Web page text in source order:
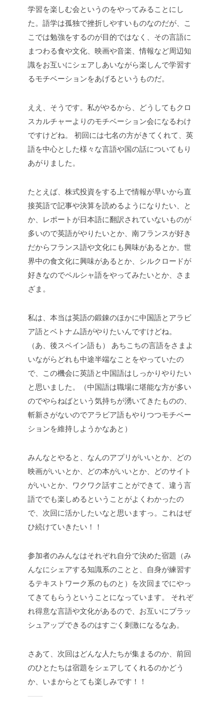
学習を楽しむ会というのをやってみることにし
た。語学は孤独で挫折しやすいものなのだが、こ
こでは勉強をするのが目的ではなく、その言語に
まつわる食や文化、映画や音楽、情報など周辺知
識をお互いにシェアしあいながら楽しんで学習す
るモチベーションをあげるというものだ。
ええ、そうです。私がやるから、どうしてもクロ
スカルチャーよりのモチベーション会になるわけ
ですけどね。
初回には七名の方がきてくれて、英
語を中心とした様々な言語や国の話についてもり
あがりました。
たとえば、株式投資をする上で情報が早いから直
接英語で記事や決算を読めるようになりたい、と
か、レポートが日本語に翻訳されていないものが
多いので英語がやりたいとか、南フランスが好き
だからフランス語や文化にも興味があるとか。世
界中の食文化に興味があるとか、シルクロードが
好きなのでペルシャ語をやってみたいとか、さま
ざま。
私は、本当は英語の鍛錬のほかに中国語とアラビ
ア語とベトナム語がやりたいんですけどね。
（あ、後スペイン語も）
あちこちの言語をさまよ
いながらどれも中途半端なことをやっていたの
で、この機会に英語と中国語はしっかりやりたい
と思いました。（中国語は職場に堪能な方が多い
のでやらねばという気持ちが湧いてきたものの、
斬新さがないのでアラビア語もやりつつモチベー
ションを維持しようかなあと）
みんなとやると、なんのアプリがいいとか、どの
映画がいいとか、どの本がいいとか、どのサイト
がいいとか、ワクワク話すことができて、違う言
語ででも楽しめるということがよくわかったの
で、次回に活かしたいなと思いますっ。これはぜ
ひ続けていきたい！！
参加者のみんなはそれぞれ自分で決めた宿題（み
んなにシェアする知識系のことと、自身が練習す
るテキストワーク系のものと）を次回までにやっ
てきてもらうということになっています。
それぞ
れ得意な言語や文化があるので、お互いにブラッ
シュアップできるのはすごく刺激になるなあ。
さあて、次回はどんな人たちが集まるのか、前回
のひとたちは宿題をシェアしてくれるのかどう
か、いまからとても楽しみです！！